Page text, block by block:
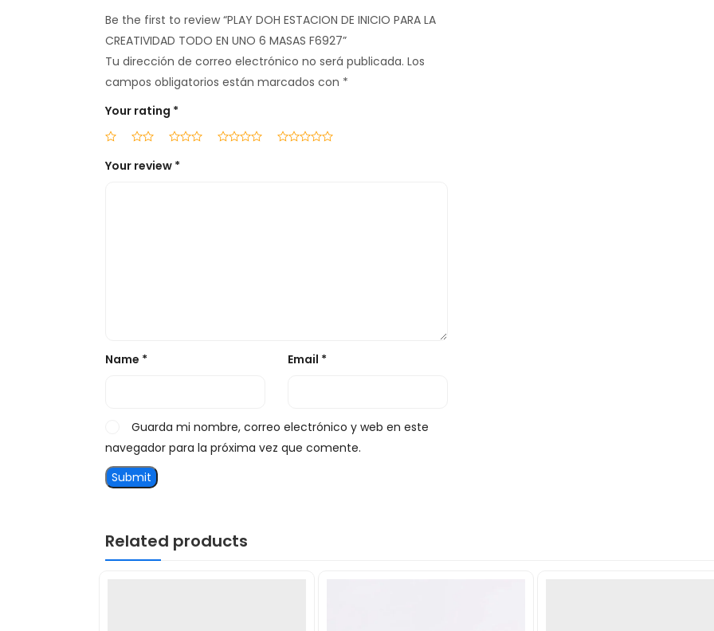
Be the first to review “PLAY DOH ESTACION DE INICIO PARA LA
CREATIVIDAD TODO EN UNO 6 MASAS F6927”
Tu dirección de correo electrónico no será publicada. Los
campos obligatorios están marcados con *
Your rating *
Your review *
Name * Email *
Guarda mi nombre, correo electrónico y web en este
navegador para la próxima vez que comente.
Related products